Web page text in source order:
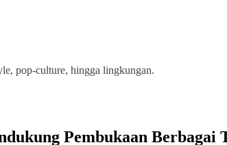
pop-culture, hingga lingkungan.
Pembukaan Berbagai